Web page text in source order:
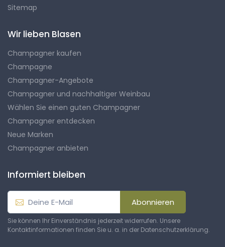
Sitemap
Wir lieben Blasen
Champagner kaufen
Champagne
Champagner-Angebote
Champagner und nachhaltiger Weinbau
Wählen Sie einen guten Champagner
Champagner entdecken
Neue Marken
Champagner anbieten
Informiert bleiben
Abonnieren
Sie können Ihr Einverständnis jederzeit widerrufen. Unsere
Kontaktinformationen finden Sie u. a. in der Datenschutzerklärung.